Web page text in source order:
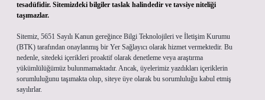
tesadüfidir. Sitemizdeki bilgiler taslak halindedir ve tavsiye niteliği
taşımazlar.
Sitemiz, 5651 Sayılı Kanun gereğince Bilgi Teknolojileri ve İletişim Kurumu
(BTK) tarafından onaylanmış bir Yer Sağlayıcı olarak hizmet vermektedir. Bu
nedenle, sitedeki içerikleri proaktif olarak denetleme veya araştırma
yükümlülüğümüz bulunmamaktadır. Ancak, üyelerimiz yazdıkları içeriklerin
sorumluluğunu taşımakta olup, siteye üye olarak bu sorumluluğu kabul etmiş
sayılırlar.